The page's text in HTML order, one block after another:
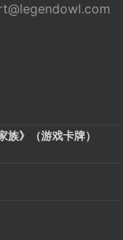
族》（游戏卡牌）